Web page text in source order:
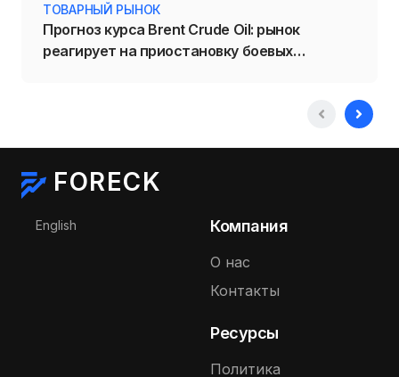
ТОВАРНЫЙ РЫНОК
Прогноз курса Brent Crude Oil: рынок
реагирует на приостановку боевых
FORECK
Выберите язык
English Компания
О нас
Контакты
Ресурсы
Политика